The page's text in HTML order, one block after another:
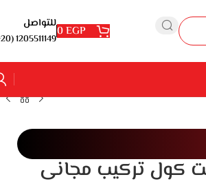
0EGP للتواصل
1205511149 (20+)
حصان بتقنية جيت كول تركيب مجانى